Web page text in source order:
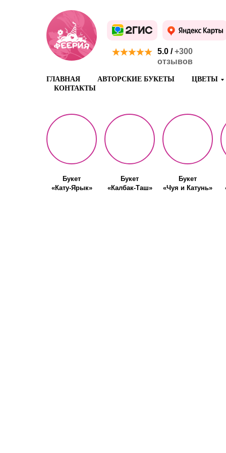
5.0 /+300
отзывов
ГЛАВНАЯ АВТОРСКИЕ БУКЕТЫ ЦВЕТЫ
КОНТАКТЫ
Букет
«Кату-Ярык»
Букет
«Калбак-Таш»
Букет
«Чуя и Катунь»